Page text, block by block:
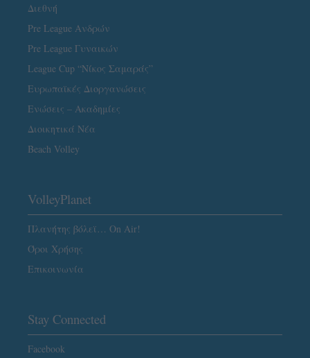
Διεθνή
Pre League Ανδρών
Pre League Γυναικών
League Cup “Νίκος Σαμαράς”
Ευρωπαϊκές Διοργανώσεις
Ενώσεις – Ακαδημίες
Διοικητικά Νέα
Beach Volley
VolleyPlanet
Πλανήτης βόλεϊ… On Air!
Όροι Χρήσης
Επικοινωνία
Stay Connected
Facebook